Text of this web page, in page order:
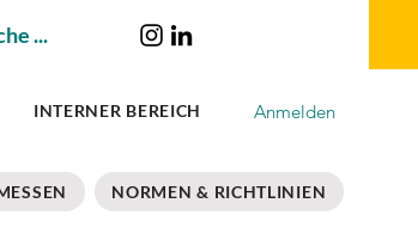
INTERNER BEREICH Anmelden
NORMEN & RICHTLINIEN